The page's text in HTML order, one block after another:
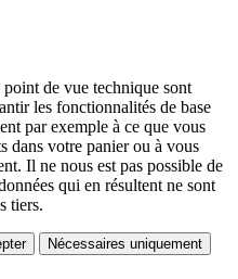
de vue technique sont
les fonctionnalités de base
par exemple à ce que vous
dans votre panier ou à vous
Il ne nous est pas possible de
qui en résultent ne sont
tiers.
Nécessaires uniquement